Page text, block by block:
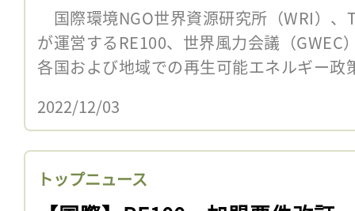
国際環境NGO世界資源研究所（WRI）
が運営するRE100、世界風力会議（GWEC
各国および地域での再生可能エネルギー
2022/12/03
トップニュース